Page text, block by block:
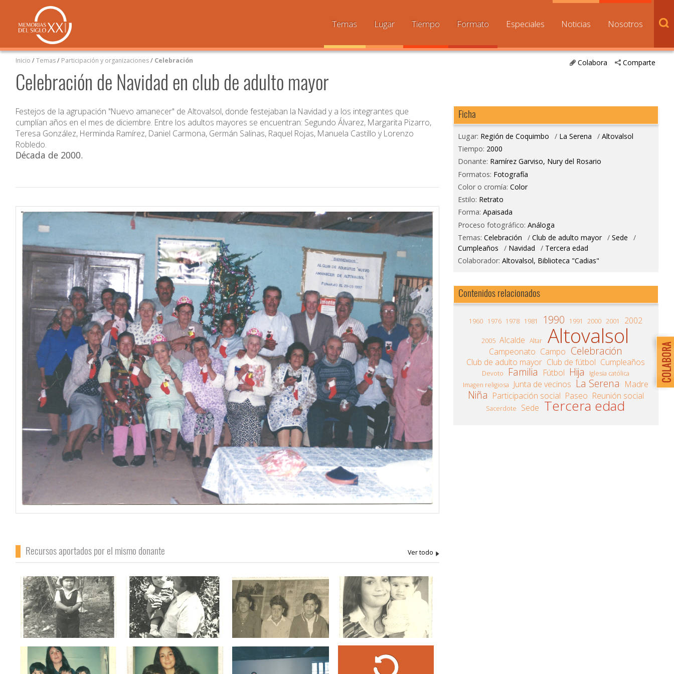
Temas Lugar Tiempo Formato Especiales Noticias Nosotros
Comparte
Colabora
Inicio /Temas/ Participación y organizaciones/ Celebración
Celebración de Navidad en club de adulto mayor
Festejos de la agrupación "Nuevo amanecer" de Altovalsol, donde festejaban la Navidad y a los integrantes que
cumplían años en el mes de diciembre. Entre los adultos mayores se encuentran: Segundo Álvarez, Margarita Pizarro,
Teresa González, Herminda Ramírez, Daniel Carmona, Germán Salinas, Raquel Rojas, Manuela Castillo y Lorenzo
Robledo.
Década de 2000.
Recursos aportados por el mismo donante
Ficha
Lugar: Región de Coquimbo / La Serena / Altovalsol
Tiempo: 2000
Donante: Ramírez Garviso, Nury del Rosario
Formatos: Fotografía
Color o cromía: Color
Estilo: Retrato
Forma: Apaisada
Proceso fotográfico: Análoga
Temas: Celebración / Club de adulto mayor / Sede
/
Cumpleaños
/ Navidad / Tercera edad
Colaborador: Altovalsol, Biblioteca "Cadias"
Contenidos relacionados
1960 1976 1978 1981 1990 1991 2000 2001 2002
2005 Alcalde Altar Altovalsol
Campeonato Campo Celebración
Club de adulto mayor Club de fútbol Cumpleaños
Devoto Familia Fútbol Hija
Iglesia católica
Imagen religiosa
Junta de vecinos La Serena Madre
Niña Participación social Paseo Reunión social
Sacerdote Sede Tercera edad